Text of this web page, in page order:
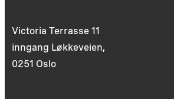
Victoria Terrasse 11
inngang Løkkeveien,
0251 Oslo